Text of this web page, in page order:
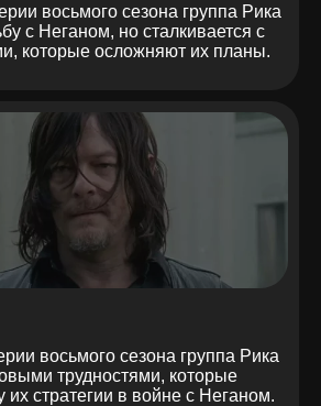
восьмого сезона группа Рика
с Неганом, но сталкивается с
которые осложняют их планы.
восьмого сезона группа Рика
трудностями, которые
их стратегии в войне с Неганом.